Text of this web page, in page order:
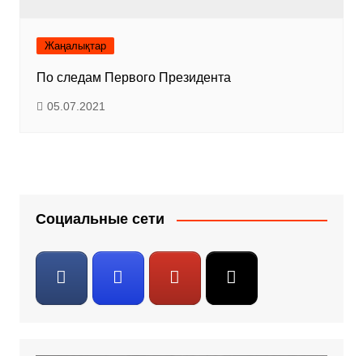
Жаңалықтар
По следам Первого Президента
05.07.2021
Социальные сети